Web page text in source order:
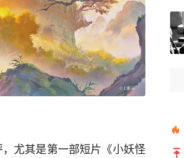
尤其是第一部短片《小妖怪